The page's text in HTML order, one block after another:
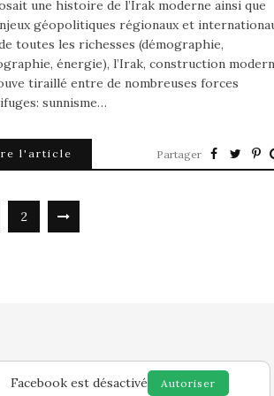
une histoire de l’Irak moderne ainsi que
géopolitiques régionaux et
toutes les richesses (démographie,
énergie), l’Irak, construction
tiraillé entre de nombreuses forces
sunnisme…
l'article Partager
2
Facebook est désactivé Autoriser